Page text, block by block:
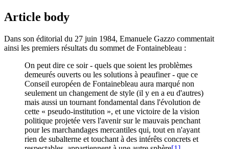
Article body
Dans son éditorial du 27 juin 1984, Emanuele Gazzo commentait
ainsi les premiers résultats du sommet de Fontainebleau :
On peut dire ce soir - quels que soient les problèmes
demeurés ouverts ou les solutions à peaufiner - que ce
Conseil européen de Fontainebleau aura marqué non
seulement un changement de style (il y en a eu d'autres)
mais aussi un tournant fondamental dans l'évolution de
cette « pseudo-institution », et une victoire de la vision
politique projetée vers l'avenir sur le mauvais penchant
pour les marchandages mercantiles qui, tout en n'ayant
rien de subalterne et touchant à des intérêts concrets et